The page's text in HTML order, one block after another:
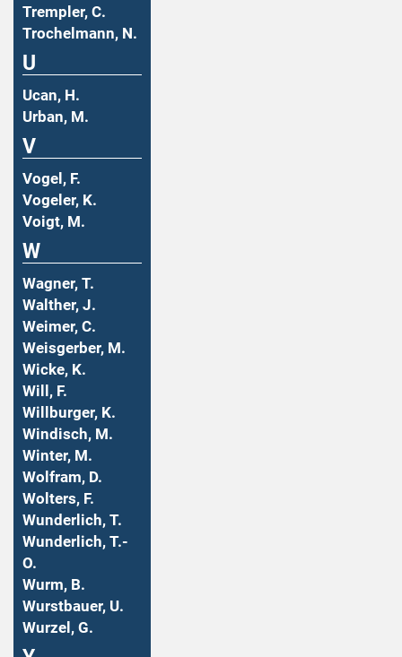
Trempler, C.
Trochelmann, N.
U
Ucan, H.
Urban, M.
V
Vogel, F.
Vogeler, K.
Voigt, M.
W
Wagner, T.
Walther, J.
Weimer, C.
Weisgerber, M.
Wicke, K.
Will, F.
Willburger, K.
Windisch, M.
Winter, M.
Wolfram, D.
Wolters, F.
Wunderlich, T.
Wunderlich, T.-
O.
Wurm, B.
Wurstbauer, U.
Wurzel, G.